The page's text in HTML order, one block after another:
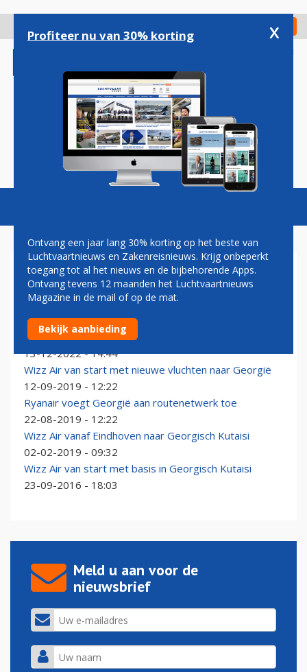
gaan
Check in
Magazine Podcasts Vacatures
KUTAISI
Wizz Air heropent route van Georgische Kutaisi naar
Charleroi
13-12-2022 - 14:44
Wizz Air van start met nieuwe vluchten naar Georgië
12-09-2019 - 12:22
Ryanair voegt Georgië aan routenetwerk toe
22-08-2019 - 12:22
Wizz Air vanaf Eindhoven naar Georgisch Kutaisi
02-02-2019 - 09:32
Wizz Air van start met basis in Georgisch Kutaisi
23-09-2016 - 18:03
Meld u aan voor de
nieuwsbrief
Profiteer nu van 30% korting x
Ontvang een jaar lang 30% korting op het beste van
Luchtvaartnieuws en Zakenreisnieuws. Krijg onbeperkt
toegang tot al het nieuws en de bijbehorende Apps.
Ontvang tevens 12 maanden het Luchtvaartnieuws
Magazine in de mail of op de mat.
Bekijk aanbieding